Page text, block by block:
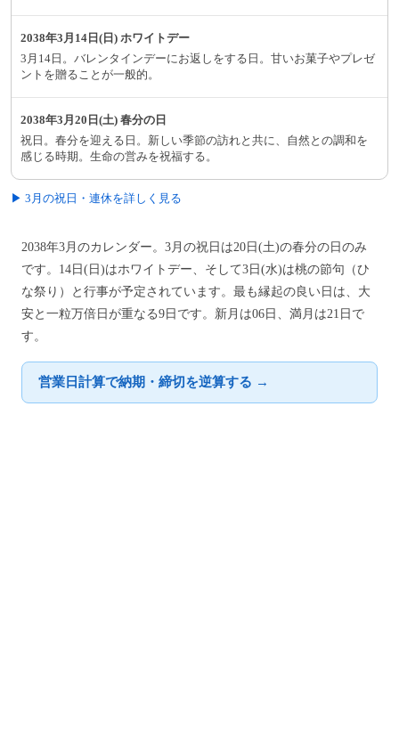
2038年3月14日(日) ホワイトデー
3月14日。バレンタインデーにお返しをする日。甘いお菓子やプレゼ
ントを贈ることが一般的。
2038年3月20日(土) 春分の日
祝日。春分を迎える日。新しい季節の訪れと共に、自然との調和を
感じる時期。生命の営みを祝福する。
▶ 3月の祝日・連休を詳しく見る
2038年3月のカレンダー。3月の祝日は20日(土)の春分の日のみ
です。14日(日)はホワイトデー、そして3日(水)は桃の節句（ひ
な祭り）と行事が予定されています。最も縁起の良い日は、大
安と一粒万倍日が重なる9日です。新月は06日、満月は21日で
す。
営業日計算で納期・締切を逆算する →